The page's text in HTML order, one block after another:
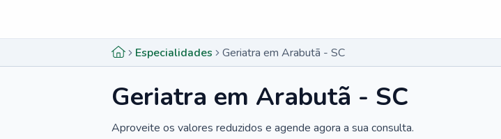
Especialidades Geriatra em Arabutã - SC
Geriatra em Arabutã - SC
Aproveite os valores reduzidos e agende agora a sua consulta.